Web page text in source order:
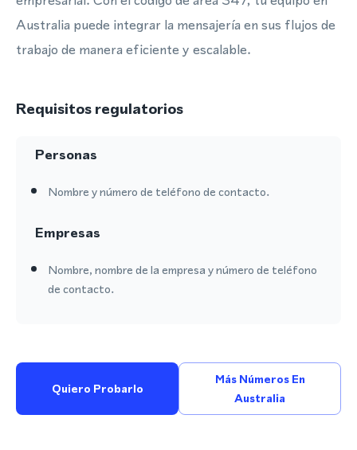
Australia puede integrar la mensajería en sus flujos de
trabajo de manera eficiente y escalable.
Requisitos regulatorios
Personas
Nombre y número de teléfono de contacto.
Empresas
Nombre, nombre de la empresa y número de teléfono
de contacto.
Quiero Probarlo
Más Números En
Australia